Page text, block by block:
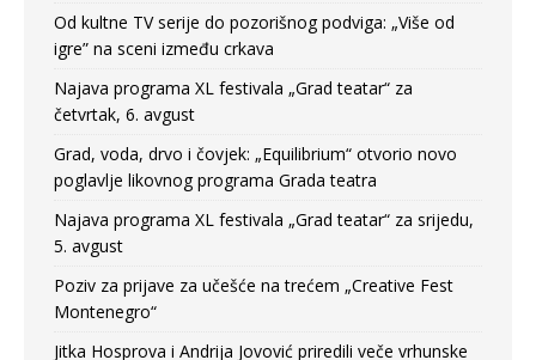
Od kultne TV serije do pozorišnog podviga: „Više od
igre” na sceni između crkava
Najava programa XL festivala „Grad teatar“ za
četvrtak, 6. avgust
Grad, voda, drvo i čovjek: „Equilibrium“ otvorio novo
poglavlje likovnog programa Grada teatra
Najava programa XL festivala „Grad teatar“ za srijedu,
5. avgust
Poziv za prijave za učešće na trećem „Creative Fest
Montenegro“
Jitka Hosprova i Andrija Jovović priredili veče vrhunske